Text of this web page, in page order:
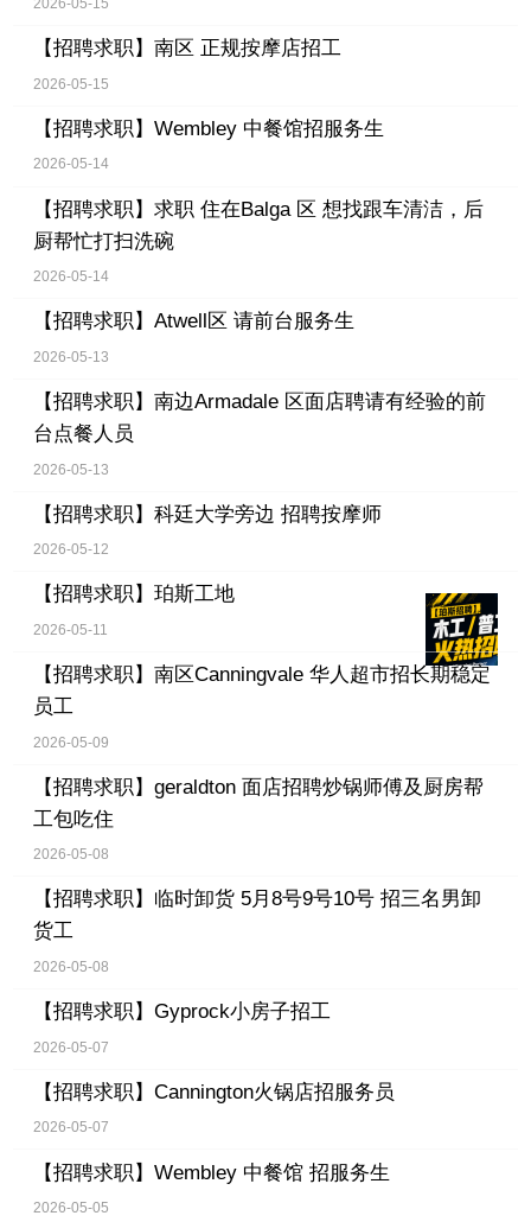
2026-05-15
【招聘求职】 南区 正规按摩店招工
2026-05-15
【招聘求职】 Wembley 中餐馆招服务生
2026-05-14
【招聘求职】 求职 住在Balga 区 想找跟车清洁，后
厨帮忙打扫洗碗
2026-05-14
【招聘求职】 Atwell区 请前台服务生
2026-05-13
【招聘求职】 南边Armadale 区面店聘请有经验的前
台点餐人员
2026-05-13
【招聘求职】 科廷大学旁边 招聘按摩师
2026-05-12
【招聘求职】 珀斯工地
2026-05-11
【招聘求职】 南区Canningvale 华人超市招长期稳定
员工
2026-05-09
【招聘求职】 geraldton 面店招聘炒锅师傅及厨房帮
工包吃住
2026-05-08
【招聘求职】 临时卸货 5月8号9号10号 招三名男卸
货工
2026-05-08
【招聘求职】 Gyprock小房子招工
2026-05-07
【招聘求职】 Cannington火锅店招服务员
2026-05-07
【招聘求职】 Wembley 中餐馆 招服务生
2026-05-05